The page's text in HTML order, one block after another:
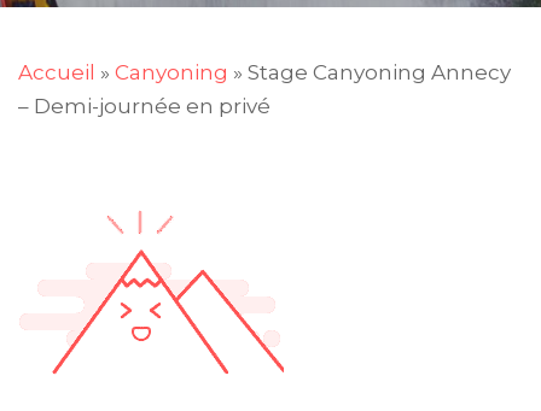
Accueil » Canyoning » Stage Canyoning Annecy
– Demi-journée en privé